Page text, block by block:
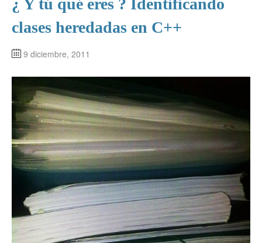
¿ Y tú qué eres ? Identificando
clases heredadas en C++
9 diciembre, 2011